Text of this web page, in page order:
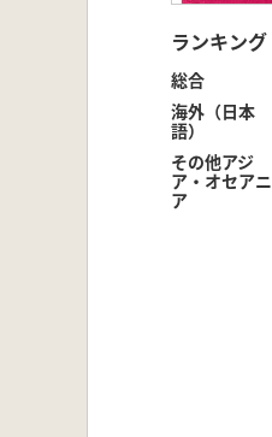
ランキング
総合
海外（日本
語）
その他アジ
ア・オセアニ
ア